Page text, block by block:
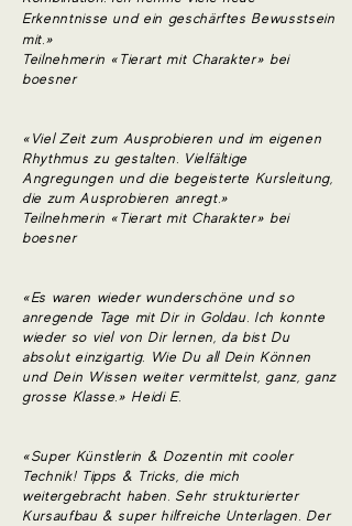
Erkenntnisse und ein geschärftes Bewusstsein
mit.»
Teilnehmerin «Tierart mit Charakter» bei
boesner
«Viel Zeit zum Ausprobieren und im eigenen
Rhythmus zu gestalten. Vielfältige
Angregungen und die begeisterte Kursleitung,
die zum Ausprobieren anregt.»
Teilnehmerin «Tierart mit Charakter» bei
boesner
«Es waren wieder wunderschöne und so
anregende Tage mit Dir in Goldau. Ich konnte
wieder so viel von Dir lernen, da bist Du
absolut einzigartig. Wie Du all Dein Können
und Dein Wissen weiter vermittelst, ganz, ganz
grosse Klasse.» Heidi E.
«Super Künstlerin & Dozentin mit cooler
Technik! Tipps & Tricks, die mich
weitergebracht haben. Sehr strukturierter
Kursaufbau & super hilfreiche Unterlagen. Der